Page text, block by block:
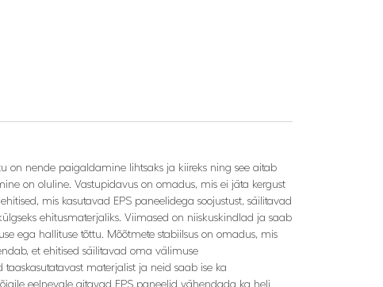
on nende paigaldamine lihtsaks ja kiireks ning see aitab
on oluline. Vastupidavus on omadus, mis ei jäta kergust
mis kasutavad EPS paneelidega soojustust, säilitavad
ehitusmaterjaliks. Viimased on niiskuskindlad ja saab
ega hallituse tõttu. Mõõtmete stabiilsus on omadus, mis
et ehitised säilitavad oma välimuse
materjalist ja neid saab ise ka
eelnevale aitavad EPS paneelid vähendada ka heli